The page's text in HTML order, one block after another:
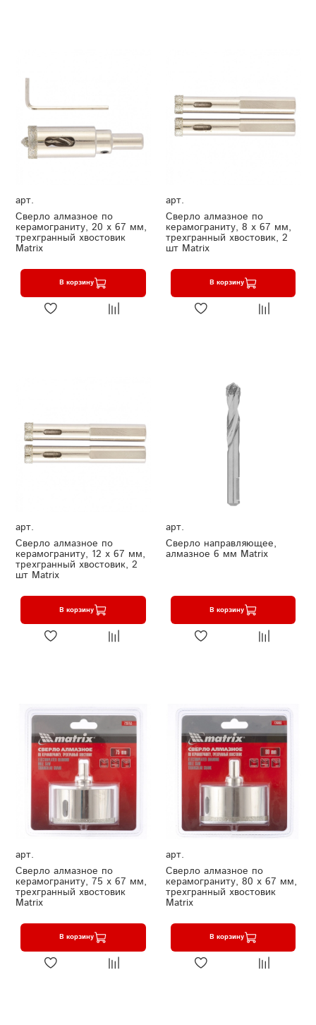
арт.
Сверло алмазное по
керамограниту, 20 х 67 мм,
трехгранный хвостовик
Matrix
В корзину
арт.
Сверло алмазное по
керамограниту, 8 х 67 мм,
трехгранный хвостовик, 2
шт Matrix
В корзину
арт.
Сверло алмазное по
керамограниту, 12 х 67 мм,
трехгранный хвостовик, 2
шт Matrix
В корзину
арт.
Сверло направляющее,
алмазное 6 мм Matrix
В корзину
арт.
Сверло алмазное по
керамограниту, 75 х 67 мм,
трехгранный хвостовик
Matrix
В корзину
арт.
Сверло алмазное по
керамограниту, 80 х 67 мм,
трехгранный хвостовик
Matrix
В корзину